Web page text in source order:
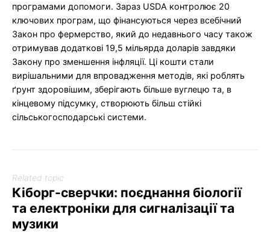
програмами допомоги. Зараз USDA контролює 20
ключових програм, що фінансуються через всебічний
Закон про фермерство, який до недавнього часу також
отримував додаткові 19,5 мільярда доларів завдяки
Закону про зменшення інфляції. Ці кошти стали
вирішальними для впровадження методів, які роблять
ґрунт здоровішим, зберігають більше вуглецю та, в
кінцевому підсумку, створюють більш стійкі
сільськогосподарські системи.
Related topic
Кіборг-сверчки: поєднання біології
та електроніки для сигналізації та
музики